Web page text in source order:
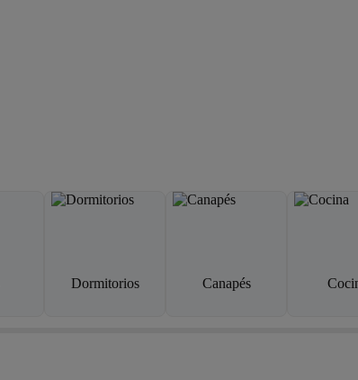
Dormitorios Canapés